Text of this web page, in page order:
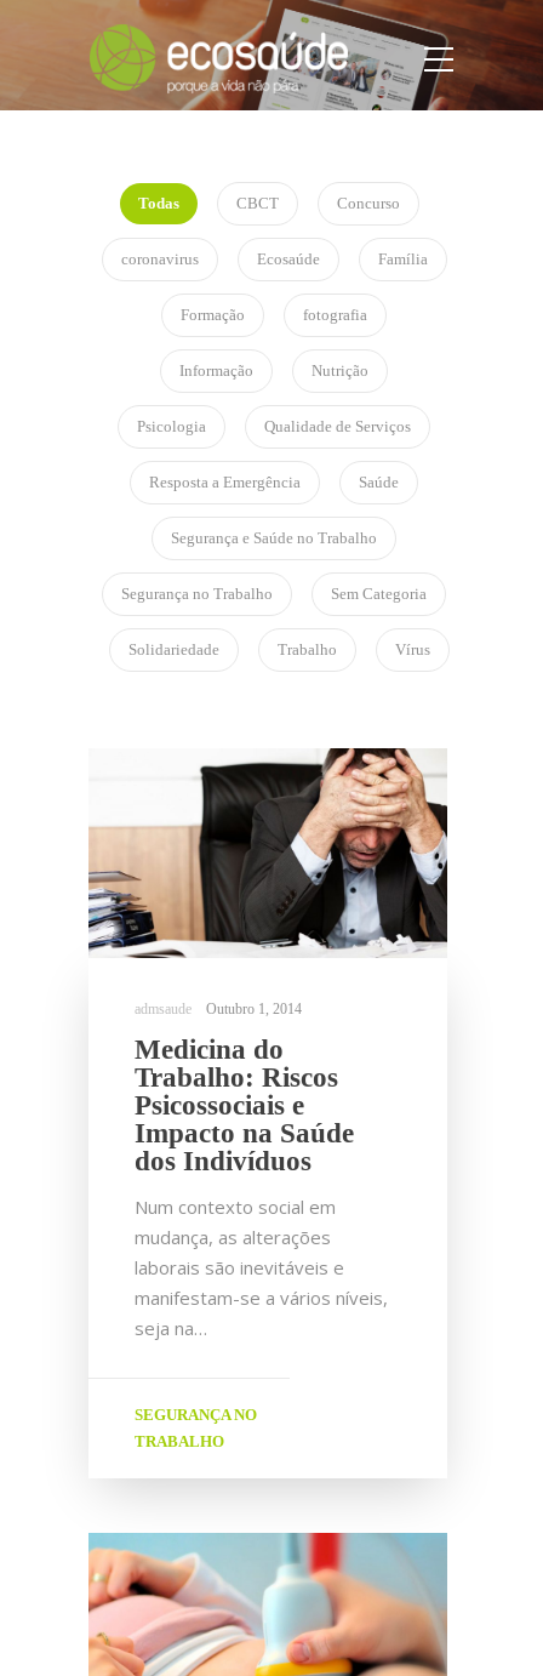
Todas CBCT Concurso
coronavirus Ecosaúde Família
Formação fotografia
Informação Nutrição
Psicologia Qualidade de Serviços
Resposta a Emergência Saúde
Segurança e Saúde no Trabalho
Segurança no Trabalho Sem Categoria
Solidariedade Trabalho Vírus
Outubro 1, 2014
Medicina do
Trabalho: Riscos
Psicossociais e
Impacto na Saúde
dos Indivíduos
Num contexto social em
mudança, as alterações
laborais são inevitáveis e
manifestam-se a vários níveis,
seja na…
SEGURANÇA NO
TRABALHO